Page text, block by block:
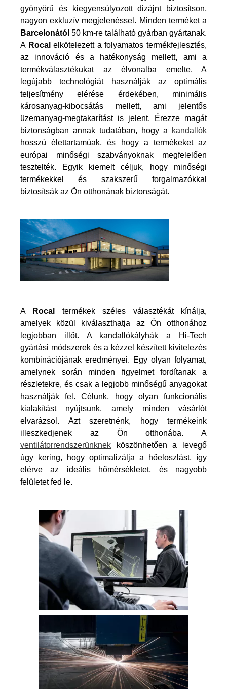
gyönyörű és kiegyensúlyozott dizájnt biztosítson,
nagyon exkluzív megjelenéssel. Minden terméket a
Barcelonától 50 km-re található gyárban gyártanak.
A Rocal elkötelezett a folyamatos termékfejlesztés,
az innováció és a hatékonyság mellett, ami a
termékválasztékukat az élvonalba emelte. A
legújabb technológiát használják az optimális
teljesítmény elérése érdekében, minimális
károsanyag-kibocsátás mellett, ami jelentős
üzemanyag-megtakarítást is jelent. Érezze magát
biztonságban annak tudatában, hogy a
kandallók
hosszú élettartamúak, és hogy a termékeket az
európai minőségi szabványoknak megfelelően
tesztelték. Egyik kiemelt céljuk, hogy minőségi
termékekkel és szakszerű forgalmazókkal
biztosítsák az Ön otthonának biztonságát.
A Rocal
termékek széles választékát kínálja,
amelyek közül kiválaszthatja az Ön otthonához
legjobban illőt. A kandallókályhák a Hi-Tech
gyártási módszerek és a kézzel készített kivitelezés
kombinációjának eredményei. Egy olyan folyamat,
amelynek során minden figyelmet fordítanak a
részletekre, és csak a legjobb minőségű anyagokat
használják fel. Célunk, hogy olyan funkcionális
kialakítást nyújtsunk, amely minden vásárlót
elvarázsol. Azt szeretnénk, hogy termékeink
illeszkedjenek az Ön otthonába. A
ventilátorrendszerünknek köszönhetően a levegő
úgy kering, hogy optimalizálja a hőeloszlást, így
elérve az ideális hőmérsékletet, és nagyobb
felületet fed le.